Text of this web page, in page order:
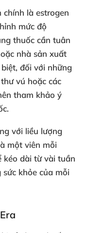
chính là estrogen
mức độ
thuốc cần tuân
nhà sản xuất
đối với những
vú hoặc các
tham khảo ý
với liều lượng
một viên mỗi
kéo dài từ vài tuần
khỏe của mỗi